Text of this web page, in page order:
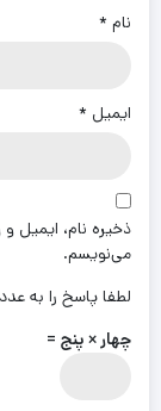
نام *
ایمیل *
ذخیره نام، ایمیل
می‌نویسم.
لطفا پاسخ را به
چهار × پنج =